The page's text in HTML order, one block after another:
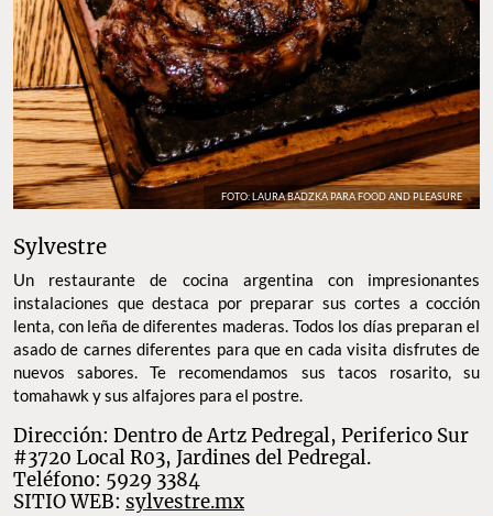
FOTO: LAURA BADZKA PARA FOOD AND PLEASURE
Sylvestre
Un restaurante de cocina argentina con impresionantes
instalaciones que destaca por preparar sus cortes a cocción
lenta, con leña de diferentes maderas. Todos los días preparan el
asado de carnes diferentes para que en cada visita disfrutes de
nuevos sabores. Te recomendamos sus tacos rosarito, su
tomahawk y sus alfajores para el postre.
Dirección: Dentro de Artz Pedregal, Periferico Sur
#3720 Local R03, Jardines del Pedregal.
Teléfono: 5929 3384
SITIO WEB: sylvestre.mx